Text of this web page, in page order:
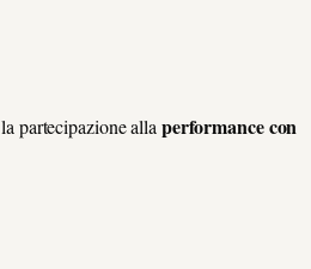
la partecipazione alla performance con